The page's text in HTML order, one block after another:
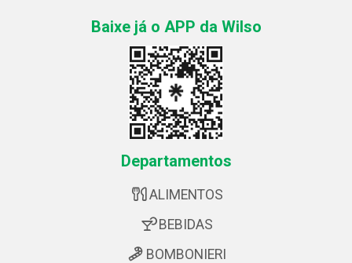
Baixe já o APP da Wilso
Departamentos
ALIMENTOS
BEBIDAS
BOMBONIERI